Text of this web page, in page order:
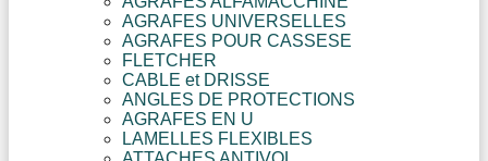
AGRAFES UNIVERSELLES
AGRAFES POUR CASSESE
FLETCHER
CABLE et DRISSE
ANGLES DE PROTECTIONS
AGRAFES EN U
LAMELLES FLEXIBLES